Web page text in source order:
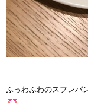
ふっわふわのスフレパ